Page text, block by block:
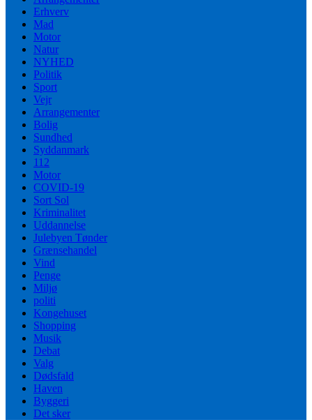
Erhverv
Mad
Motor
Natur
NYHED
Politik
Sport
Vejr
Arrangementer
Bolig
Sundhed
Syddanmark
112
Motor
COVID-19
Sort Sol
Kriminalitet
Uddannelse
Julebyen Tønder
Grænsehandel
Vind
Penge
Miljø
politi
Kongehuset
Shopping
Musik
Debat
Valg
Dødsfald
Haven
Byggeri
Det sker